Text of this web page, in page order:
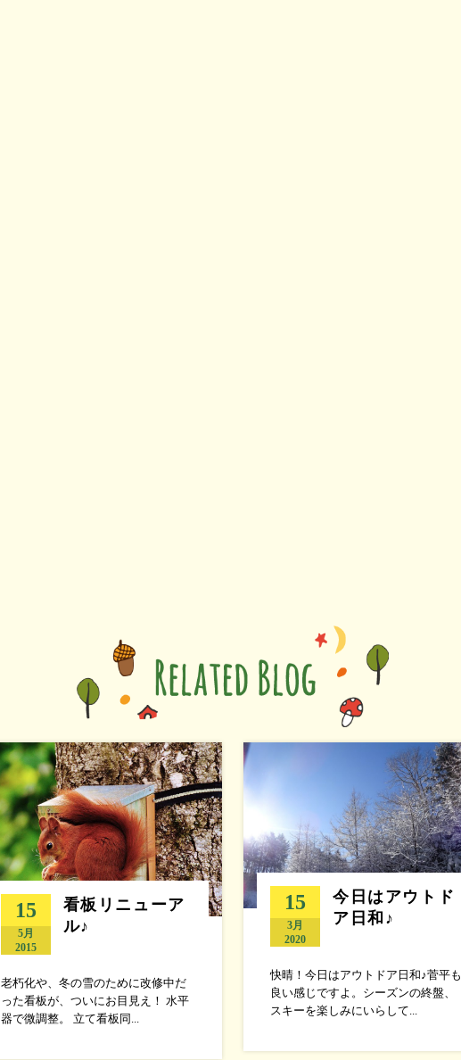
15
5月
2015
看板リニューア
ル♪
老朽化や、冬の雪のために改修中だ
った看板が、ついにお目見え！ 水平
器で微調整。 立て看板同...
15
3月
2020
今日はアウトド
ア日和♪
快晴！今日はアウトドア日和♪菅平も
良い感じですよ。シーズンの終盤、
スキーを楽しみにいらして...